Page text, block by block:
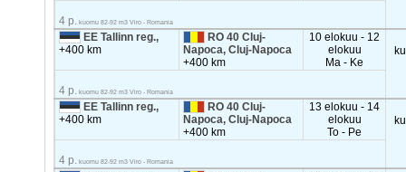
4 p. kuomu 82-92 m3 Viro - Romania
EE Tallinn reg.,
+400 km
RO 40 Cluj-
Napoca, Cluj-Napoca
+400 km
10 elokuu - 12
elokuu
Ma - Ke
4 p. kuomu 82-92 m3 Viro - Romania
EE Tallinn reg.,
+400 km
RO 40 Cluj-
Napoca, Cluj-Napoca
+400 km
13 elokuu - 14
elokuu
To - Pe
4 p. kuomu 82-92 m3 Viro - Romania